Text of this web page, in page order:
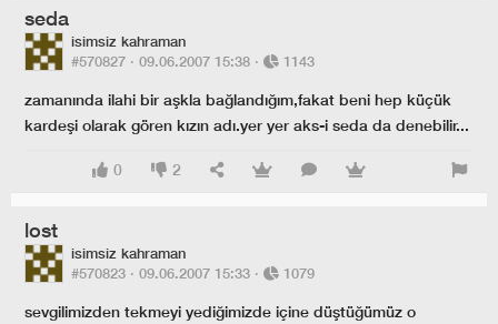
seda
isimsiz kahraman
#570827 · 09.06.2007 15:38 · 1143
zamanında ilahi bir aşkla bağlandığım,fakat beni hep küçük
kardeşi olarak gören kızın adı.yer yer aks-i seda da denebilir...
0 2
lost
isimsiz kahraman
#570823 · 09.06.2007 15:33 · 1079
sevgilimizden tekmeyi yediğimizde içine düştüğümüz o